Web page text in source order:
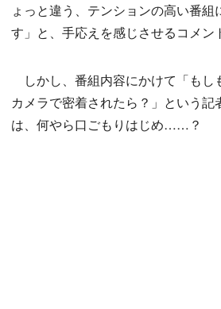
ょっと違う、テンションの高い番組
す」と、手応えを感じさせるコメン
しかし、番組内容にかけて「もし
カメラで密着されたら？」という記
は、何やら口ごもりはじめ……？